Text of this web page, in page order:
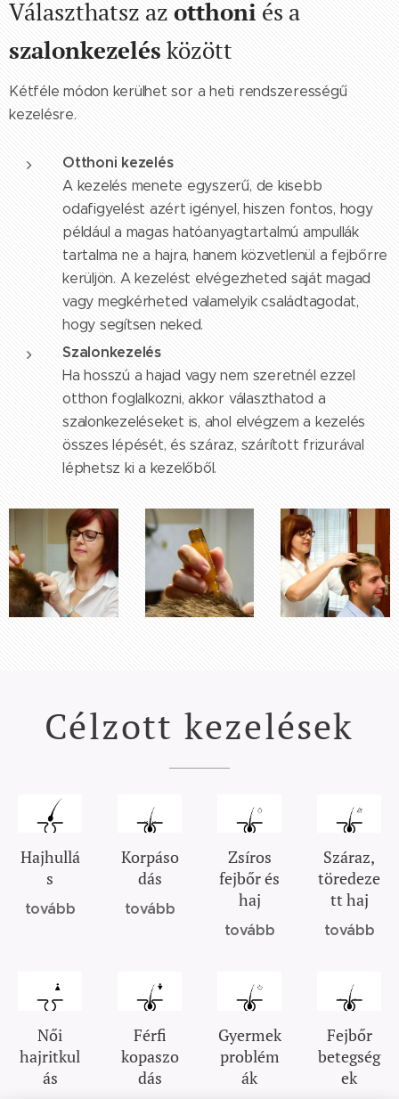
Választhatsz az otthoni és a
szalonkezelés között
Kétféle módon kerülhet sor a heti rendszerességű
kezelésre.
Otthoni kezelés
A kezelés menete egyszerű, de kisebb
odafigyelést azért igényel, hiszen fontos, hogy
például a magas hatóanyagtartalmú ampullák
tartalma ne a hajra, hanem közvetlenül a fejbőrre
kerüljön. A kezelést elvégezheted saját magad
vagy megkérheted valamelyik családtagodat,
hogy segítsen neked.
Szalonkezelés
Ha hosszú a hajad vagy nem szeretnél ezzel
otthon foglalkozni, akkor választhatod a
szalonkezeléseket is, ahol elvégzem a kezelés
összes lépését, és száraz, szárított frizurával
léphetsz ki a kezelőből.
Célzott kezelések
Hajhullá
s
tovább
Korpáso
dás
tovább
Zsíros
fejbőr és
haj
tovább
Száraz,
töredeze
tt haj
tovább
Női
hajritkul
ás
Férfi
kopaszo
dás
Gyermek
problém
ák
Fejbőr
betegség
ek